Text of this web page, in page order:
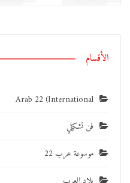
الأقسام
Arab 22 (International
فن تشكيلي
موسوعة عرب 22